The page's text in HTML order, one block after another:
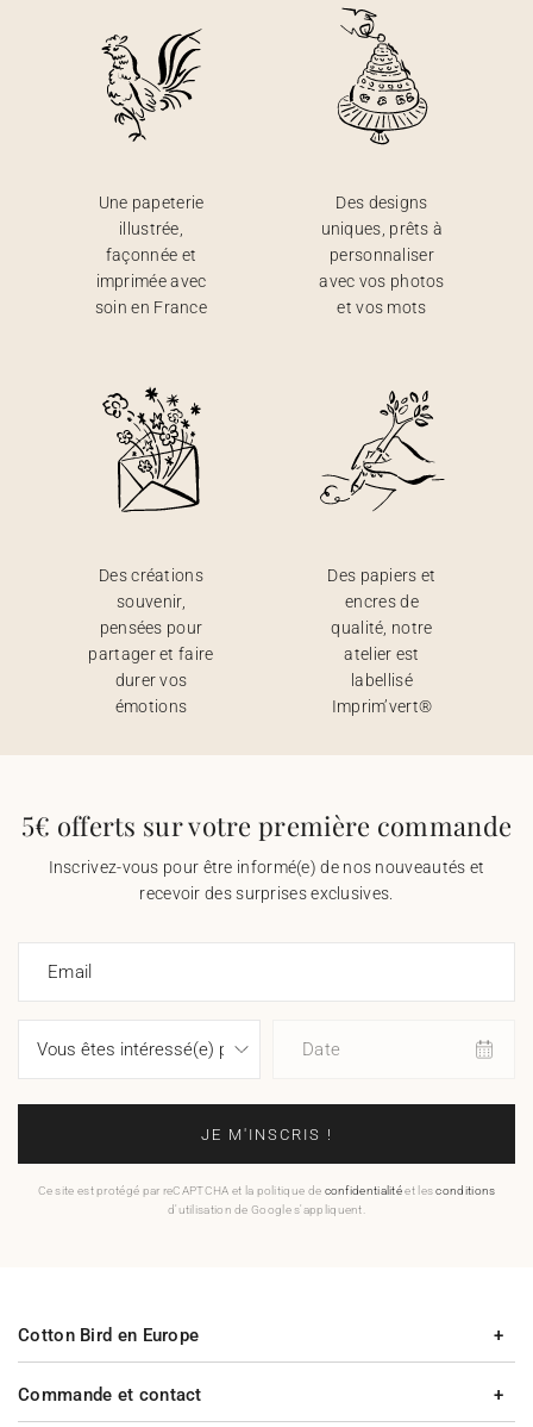
Une papeterie
illustrée,
façonnée et
imprimée avec
soin en France
Des designs
uniques, prêts à
personnaliser
avec vos photos
et vos mots
Des créations
souvenir,
pensées pour
partager et faire
durer vos
émotions
Des papiers et
encres de
qualité, notre
atelier est
labellisé
Imprim’vert®
5€ offerts sur votre première commande
Inscrivez-vous pour être informé(e) de nos nouveautés et
recevoir des surprises exclusives.
Email
Date
JE M'INSCRIS !
Ce site est protégé par reCAPTCHA et la politique de confidentialitéet lesconditions
d'utilisation de Google s'appliquent.
Commande et contact
Cotton Bird en Europe